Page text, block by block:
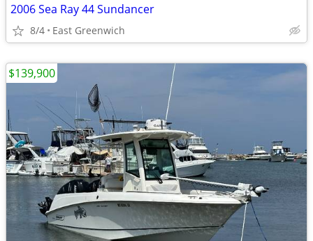
2006 Sea Ray 44 Sundancer
8/4 East Greenwich
$139,900